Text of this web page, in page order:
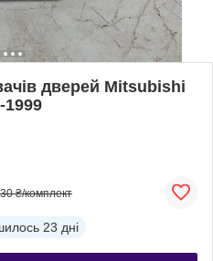
дверей Mitsubishi
1999
₴/комплект
23 дні